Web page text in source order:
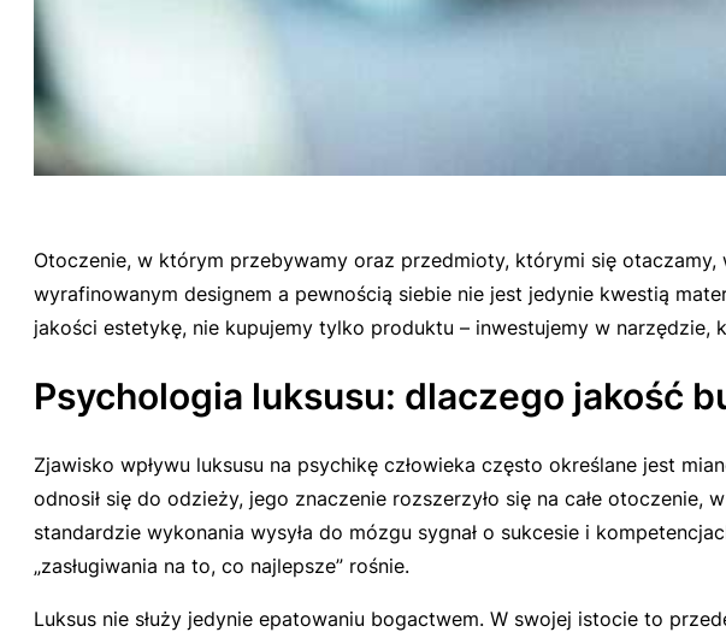
Otoczenie, w którym przebywamy oraz przedmioty, którymi się
wyrafinowanym designem a pewnością siebie nie jest jedynie kwestią
jakości estetykę, nie kupujemy tylko produktu – inwestujemy w
Psychologia luksusu: dlaczego jakość
Zjawisko wpływu luksusu na psychikę człowieka często określane jest
odnosił się do odzieży, jego znaczenie rozszerzyło się na całe
standardzie wykonania wysyła do mózgu sygnał o sukcesie i
„zasługiwania na to, co najlepsze” rośnie.
Luksus nie służy jedynie epatowaniu bogactwem. W swojej istocie to